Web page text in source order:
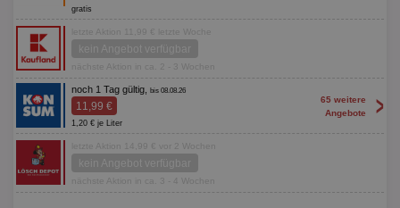
gratis
letzte Aktion 11,99 € letzte Woche
kein Angebot verfügbar
nächste Aktion in ca. 2 - 3 Wochen
noch 1 Tag gültig, bis 08.08.26
11,99 €
1,20 € je Liter
65 weitere
Angebote
>
letzte Aktion 14,99 € vor 2 Wochen
kein Angebot verfügbar
nächste Aktion in ca. 3 - 4 Wochen